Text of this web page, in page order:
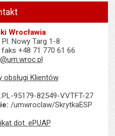
Wrocławia
Nowy Targ 1-8
+48 71 770 61 66
obsługi Klientów
95179-82549-VVTFT-27
/umwroclaw/SkrytkaESP
dot. ePUAP